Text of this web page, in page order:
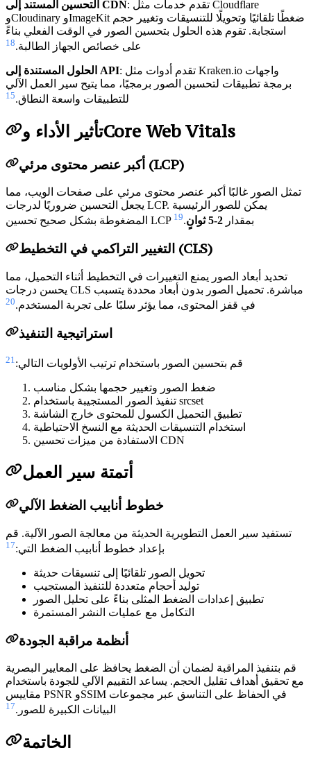
التحسين المستند إلى CDN: تقدم خدمات مثل Cloudflare
وCloudinary وImageKit ضغطًا تلقائيًا وتحويلًا للتنسيقات وتغيير حجم
استجابة. تقوم هذه الحلول بتحسين الصور في الوقت الفعلي بناءً
على خصائص الجهاز الطالبة.18
الحلول المستندة إلى API: تقدم أدوات مثل Kraken.io واجهات
برمجة تطبيقات لتحسين الصور برمجيًا، مما يتيح سير العمل الآلي
للتطبيقات واسعة النطاق.15
تأثير الأداء وCore Web Vitals
أكبر عنصر محتوى مرئي (LCP)
تمثل الصور غالبًا أكبر عنصر محتوى مرئي على صفحات الويب، مما
يجعل التحسين ضروريًا لدرجات LCP. يمكن للصور الرئيسية
المضغوطة بشكل صحيح تحسين LCP بمقدار 2-5 ثوانٍ .
19
التغيير التراكمي في التخطيط (CLS)
تحديد أبعاد الصور يمنع التغييرات في التخطيط أثناء التحميل، مما
يحسن درجات CLS مباشرة. تحميل الصور بدون أبعاد محددة يتسبب
في قفز المحتوى، مما يؤثر سلبًا على تجربة المستخدم.20
استراتيجية التنفيذ
قم بتحسين الصور باستخدام ترتيب الأولويات التالي: 21
ضغط الصور وتغيير حجمها بشكل مناسب
تنفيذ الصور المستجيبة باستخدام srcset
تطبيق التحميل الكسول للمحتوى خارج الشاشة
استخدام التنسيقات الحديثة مع النسخ الاحتياطية
الاستفادة من ميزات تحسين CDN
أتمتة سير العمل
خطوط أنابيب الضغط الآلي
تستفيد سير العمل التطويرية الحديثة من معالجة الصور الآلية. قم
بإعداد خطوط أنابيب الضغط التي:17
تحويل الصور تلقائيًا إلى تنسيقات حديثة
توليد أحجام متعددة للتنفيذ المستجيب
تطبيق إعدادات الضغط المثلى بناءً على تحليل الصور
التكامل مع عمليات النشر المستمرة
أنظمة مراقبة الجودة
قم بتنفيذ المراقبة لضمان أن الضغط يحافظ على المعايير البصرية
مع تحقيق أهداف تقليل الحجم. يساعد التقييم الآلي للجودة باستخدام
مقاييس PSNR وSSIM في الحفاظ على التناسق عبر مجموعات
البيانات الكبيرة للصور.17
الخاتمة